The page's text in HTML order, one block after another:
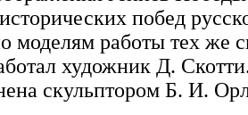
побед
моделям работы тех же
художник Д.
скульптором Б. И.